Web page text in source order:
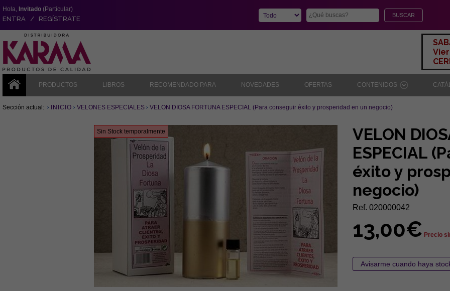
Hola, Invitado (Particular)
ENTRA / REGÍSTRATE
PRODUCTOS LIBROS RECOMENDADO PARA NOVEDADES OFERTAS CONTENIDOS
Sección actual: INICIO VELONES ESPECIALES VELON DIOSA FORTUNA ESPECIAL (Para conseguir éxito y prosperidad en un negocio)
Sin Stock temporalmente
VELON
ESPECIAL
éxito y
negocio)
Ref. 020000042
13,00€ Precio